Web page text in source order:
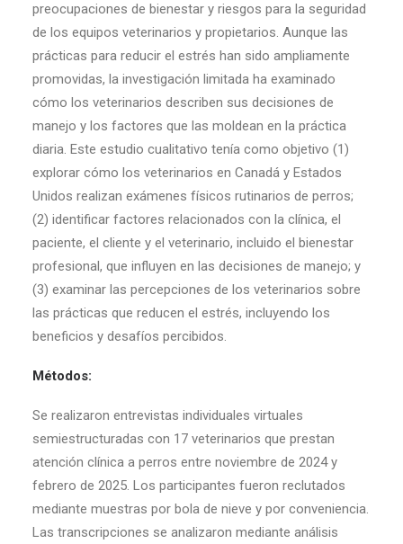
preocupaciones de bienestar y riesgos para la seguridad
de los equipos veterinarios y propietarios. Aunque las
prácticas para reducir el estrés han sido ampliamente
promovidas, la investigación limitada ha examinado
cómo los veterinarios describen sus decisiones de
manejo y los factores que las moldean en la práctica
diaria. Este estudio cualitativo tenía como objetivo (1)
explorar cómo los veterinarios en Canadá y Estados
Unidos realizan exámenes físicos rutinarios de perros;
(2) identificar factores relacionados con la clínica, el
paciente, el cliente y el veterinario, incluido el bienestar
profesional, que influyen en las decisiones de manejo; y
(3) examinar las percepciones de los veterinarios sobre
las prácticas que reducen el estrés, incluyendo los
beneficios y desafíos percibidos.
Métodos:
Se realizaron entrevistas individuales virtuales
semiestructuradas con 17 veterinarios que prestan
atención clínica a perros entre noviembre de 2024 y
febrero de 2025. Los participantes fueron reclutados
mediante muestras por bola de nieve y por conveniencia.
Las transcripciones se analizaron mediante análisis